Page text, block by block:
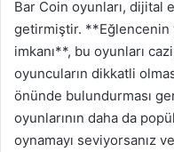
Bar Coin oyunları, dijital
getirmiştir. **Eğlencenin
imkanı**, bu oyunları
oyuncuların dikkatli
önünde bulundurması
oyunlarının daha da
oynamayı seviyorsanız